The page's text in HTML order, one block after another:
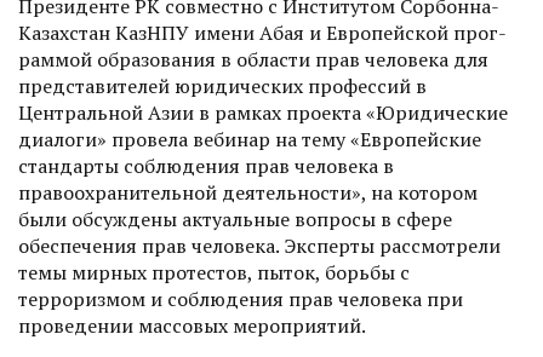
Президенте РК совместно с Институтом Сорбонна-
Казахстан КазНПУ имени Абая и Европейской прог­
раммой образования в области прав человека для
представителей юридических профессий в
Центральной Азии в рамках проек­та «Юридические
диалоги» провела вебинар на тему «Европейские
стандарты соблюдения прав человека в
правоохранительной деятельности», на котором
были обсуждены актуальные воп­росы в сфере
обеспечения прав человека. Эксперты рассмотрели
темы мирных протестов, пыток, борьбы с
терроризмом и соблюдения прав человека при
проведении массовых мероприятий.